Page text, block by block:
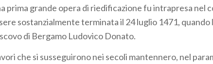
prima grande opera di riedificazione fu intrapresa nel
sostanzialmente terminata il 24 luglio 1471, quando
di Bergamo Ludovico Donato.
che si susseguirono nei secoli mantennero, nel